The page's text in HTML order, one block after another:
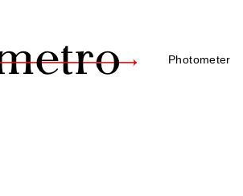
Photometer